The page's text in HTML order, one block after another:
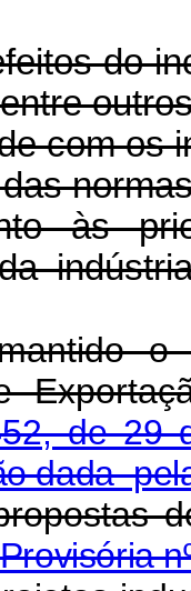
do
com os
às
o
de 29
dada